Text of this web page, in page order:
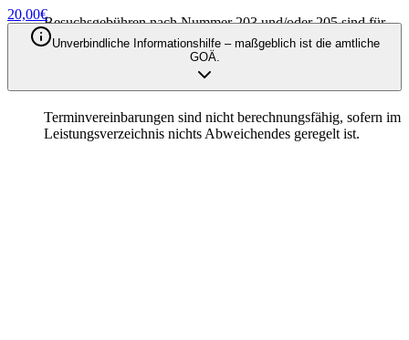
Besuchsgebühren nach Nummer 203 und/oder 205 sind für
Besuche von Krankenhaus- und Belegärzten im Krankenhaus
Terminvereinbarungen sind nicht berechnungsfähig, sofern im
Leistungsverzeichnis nichts Abweichendes geregelt ist.
20,00€
Unverbindliche Informationshilfe – maßgeblich ist die amtliche
GOÄ.